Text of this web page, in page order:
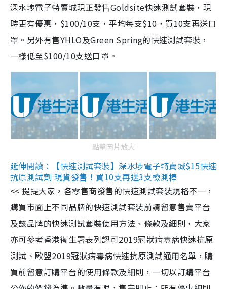
深水埗電子特賣城現正發售Goldsite快速測試套裝，現
時更有優惠，$100/10支，平均每支$10，買10支再送口
罩。另外有售YHLO及Green Spring的快速測試套裝，
一樣低至$100/10支送口罩。
點擊圖片放大
延伸閱讀：【快速測試套裝】深水埗電子特賣城$15快速
抗原測試劑 現貨發售！買10支再送3支檢測棒
<< 提提大家，各零售商發售的快速測試套裝規格不一，
購買市面上不同品牌的快速測試套裝前請留意售賣平台
及該品牌的快速測試套裝使用方法、條款及細則，大家
亦可參考香港衞生署表列認可2019冠狀病毒病快速抗原
測試、歐盟2019冠狀病毒病快速抗原測試通用名單，購
買前留意訂購平台的使用條款及細則，一切以訂購平台